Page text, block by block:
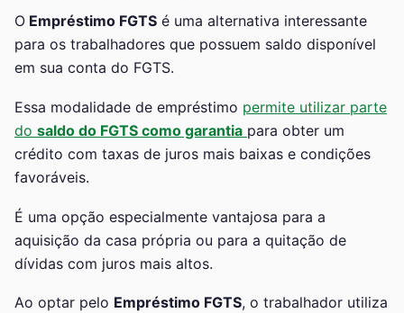
O Empréstimo FGTS é uma alternativa interessante
para os trabalhadores que possuem saldo disponível
em sua conta do FGTS.
Essa modalidade de empréstimo permite utilizar parte
do saldo do FGTS como garantia para obter um
crédito com taxas de juros mais baixas e condições
favoráveis.
É uma opção especialmente vantajosa para a
aquisição da casa própria ou para a quitação de
dívidas com juros mais altos.
Ao optar pelo Empréstimo FGTS, o trabalhador utiliza